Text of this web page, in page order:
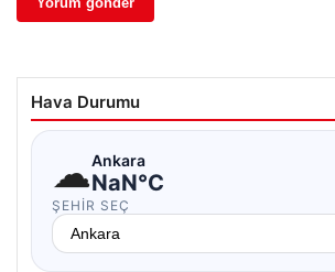
Hava Durumu
☁Ankara
NaN°C
ŞEHIR SEÇ